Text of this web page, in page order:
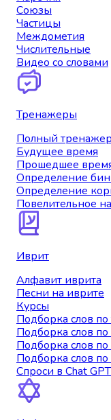
Союзы
Частицы
Междометия
Числительные
Видео со словами
Тренажеры
Полный тренажер
Будущее время
Прошедшее
Определение
Определение
Повелительное
Иврит
Алфавит иврита
Песни на иврите
Курсы
Подборка слов
Подборка слов
Подборка слов
Подборка слов
Спроси в Chat GPT